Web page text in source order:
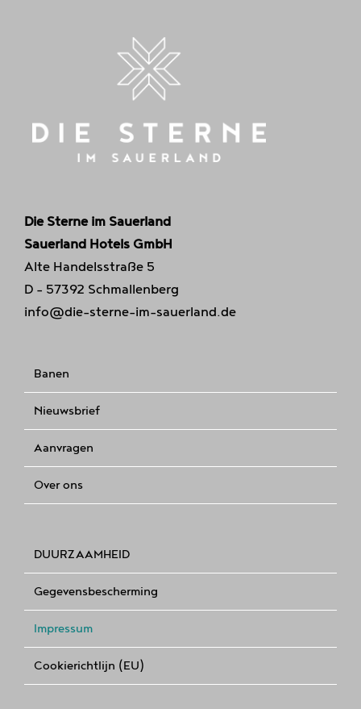
Die Sterne im Sauerland
Sauerland Hotels GmbH
Alte Handelsstraße 5
D - 57392 Schmallenberg
info@die-sterne-im-sauerland.de
Banen
Nieuwsbrief
Aanvragen
Over ons
DUURZAAMHEID
Gegevensbescherming
Impressum
Cookierichtlijn (EU)